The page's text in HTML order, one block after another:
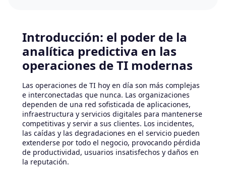
Introducción: el poder de la
analítica predictiva en las
operaciones de TI modernas
Las operaciones de TI hoy en día son más complejas
e interconectadas que nunca. Las organizaciones
dependen de una red sofisticada de aplicaciones,
infraestructura y servicios digitales para mantenerse
competitivas y servir a sus clientes. Los incidentes,
las caídas y las degradaciones en el servicio pueden
extenderse por todo el negocio, provocando pérdida
de productividad, usuarios insatisfechos y daños en
la reputación.